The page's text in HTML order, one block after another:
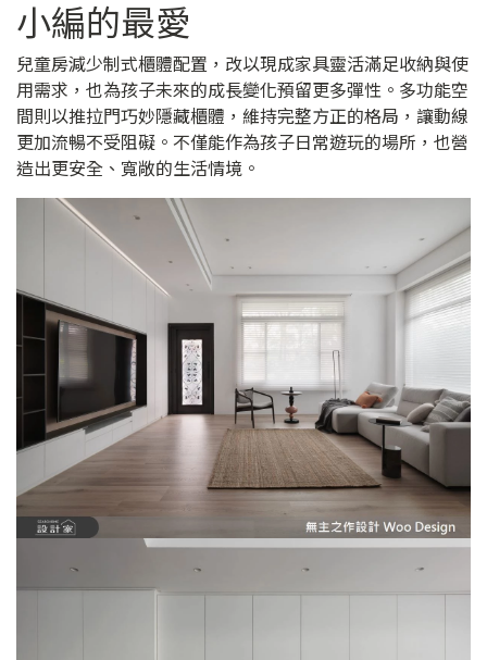
小編的最愛
兒童房減少制式櫃體配置，改以現成家具靈活滿足收納與使
用需求，也為孩子未來的成長變化預留更多彈性。多功能空
間則以推拉門巧妙隱藏櫃體，維持完整方正的格局，讓動線
更加流暢不受阻礙。不僅能作為孩子日常遊玩的場所，也營
造出更安全、寬敞的生活情境。